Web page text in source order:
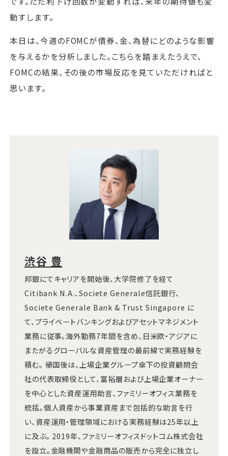
動すします。
本日は、今週のFOMCが債券、金、為替にどのような影響
を与えるかを分析しました。こちらを踏まえたうえで、
FOMCの結果、その後の市場反応を見ていただければと
思います。
渋谷 豊
邦銀にてキャリアを開始後、大学院修了を経て
Citibank N.A.、Societe Generale信託銀行、
Societe Generale Bank & Trust Singapore に
て、プライベートバンキングおよびアセットマネジメント
業務に従事。海外勤務7年間を含め、日米欧・アジアに
またがるグローバルな資産管理の最前線で実務経験を
積む。 帰国後は、上場企業グループ傘下の投資顧問会
社の代表取締役として、富裕層および上場企業オーナー
を中心とした資産運用助言、ファミリーオフィス業務を
統括。個人資産から事業資産まで包括的な助言を行
い、資産運用・管理領域における実務経験は25年以上
に及ぶ。 2019年、ファミリーオフィスドットコム株式会社
を設立。金融機関や金融商品の販売から完全に独立し